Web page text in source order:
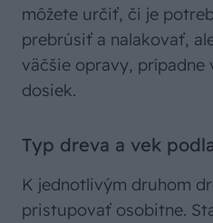
môžete určiť, či je
prebrúsiť a nalakovať,
väčšie opravy, prípadne
dosiek.
Typ dreva a vek
K jednotlivým druhom
pristupovať osobitne.